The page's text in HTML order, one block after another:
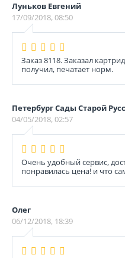
Луньков Евгений
17/09/2018, 08:50
Заказ 8118. Заказал
получил, печатает норм.
Петербург Сады Старой
04/05/2018, 02:57
Очень удобный сервис,
понравилась цена! и что
Олег
06/12/2018, 18:39